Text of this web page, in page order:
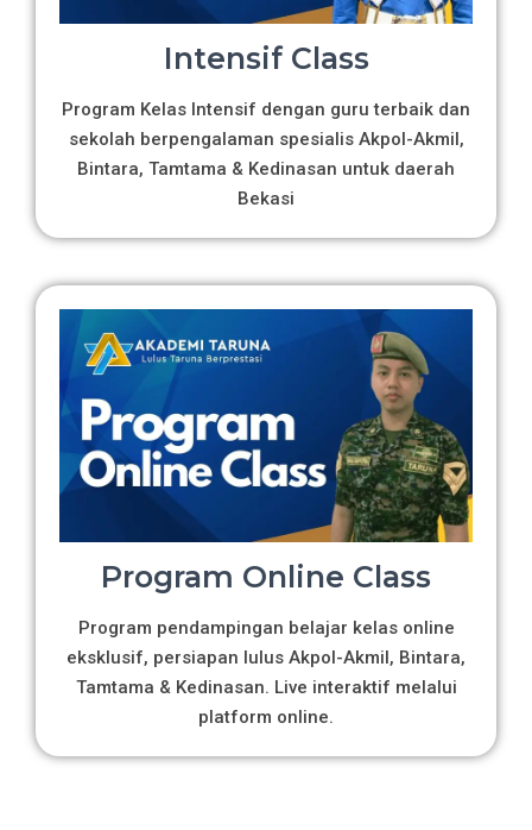
Intensif Class
Program Kelas Intensif dengan guru terbaik dan
sekolah berpengalaman spesialis Akpol-Akmil,
Bintara, Tamtama & Kedinasan untuk daerah
Bekasi
Program Online Class
Program pendampingan belajar kelas online
eksklusif, persiapan lulus Akpol-Akmil, Bintara,
Tamtama & Kedinasan. Live interaktif melalui
platform online.